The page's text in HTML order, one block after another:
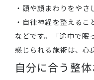
・頭や顔まわりをや
・自律神経を整える
などです。「途中で眠
感じられる施術は、心
自分に合う整